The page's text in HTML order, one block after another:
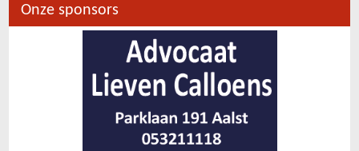
Onze sponsors